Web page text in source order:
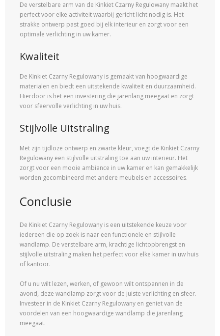
De verstelbare arm van de Kinkiet Czarny Regulowany maakt het
perfect voor elke activiteit waarbij gericht licht nodig is. Het
strakke ontwerp past goed bij elk interieur en zorgt voor een
optimale verlichting in uw kamer.
Kwaliteit
De Kinkiet Czarny Regulowany is gemaakt van hoogwaardige
materialen en biedt een uitstekende kwaliteit en duurzaamheid.
Hierdoor is het een investering die jarenlang meegaat en zorgt
voor sfeervolle verlichting in uw huis.
Stijlvolle Uitstraling
Met zijn tijdloze ontwerp en zwarte kleur, voegt de Kinkiet Czarny
Regulowany een stijlvolle uitstraling toe aan uw interieur. Het
zorgt voor een mooie ambiance in uw kamer en kan gemakkelijk
worden gecombineerd met andere meubels en accessoires.
Conclusie
De Kinkiet Czarny Regulowany is een uitstekende keuze voor
iedereen die op zoek is naar een functionele en stijlvolle
wandlamp. De verstelbare arm, krachtige lichtopbrengst en
stijlvolle uitstraling maken het perfect voor elke kamer in uw huis
of kantoor.
Of u nu wilt lezen, werken, of gewoon wilt ontspannen in de
avond, deze wandlamp zorgt voor de juiste verlichting en sfeer.
Investeer in de Kinkiet Czarny Regulowany en geniet van de
voordelen van een hoogwaardige wandlamp die jarenlang
meegaat.